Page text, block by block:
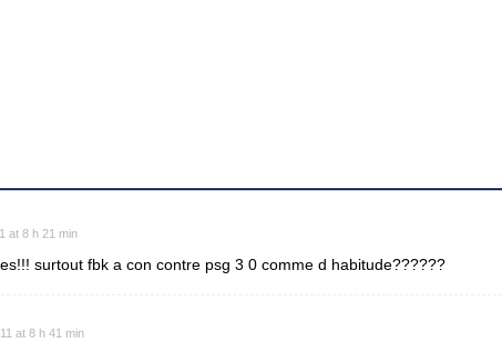
at 8 h 21 min
surtout fbk a con contre psg 3 0 comme d habitude??????
at 8 h 41 min